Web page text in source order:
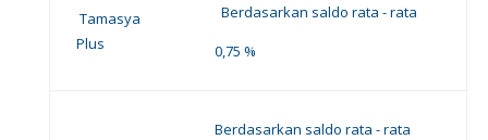
Tamasya
Plus
Berdasarkan saldo rata - rata
0,75 %
Berdasarkan saldo rata - rata